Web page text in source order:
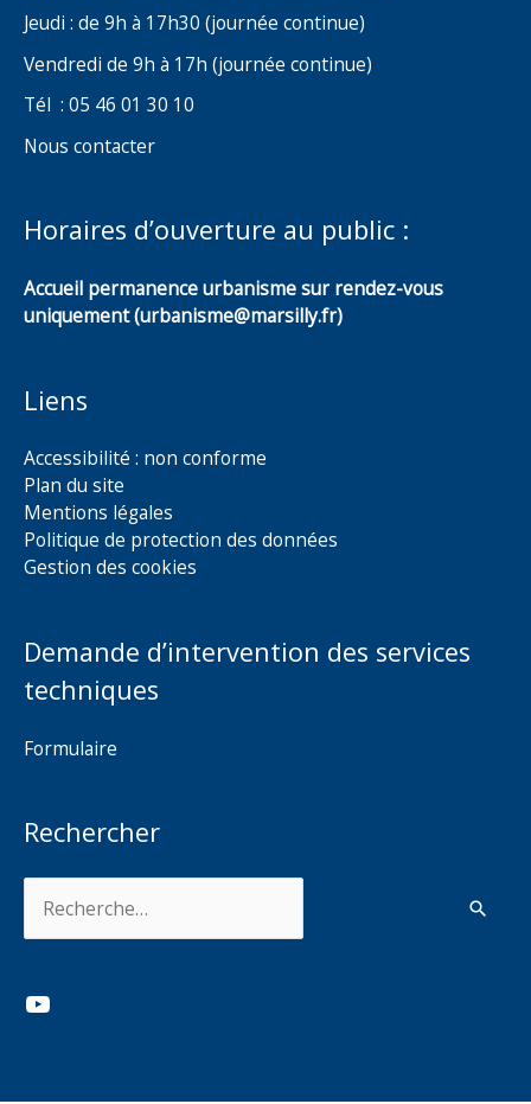
Jeudi : de 9h à 17h30 (journée continue)
Vendredi de 9h à 17h (journée continue)
Tél : 05 46 01 30 10
Nous contacter
Horaires d’ouverture au public :
Accueil permanence urbanisme sur rendez-vous
uniquement (urbanisme@marsilly.fr)
Liens
Accessibilité : non conforme
Plan du site
Mentions légales
Politique de protection des données
Gestion des cookies
Demande d’intervention des services
techniques
Formulaire
Rechercher
YouTube